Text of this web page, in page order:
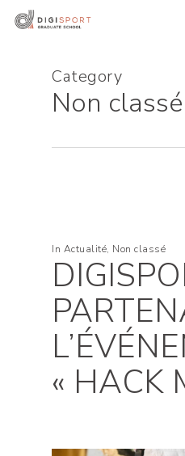
Skip
Category
Non classé
In Actualité, Non classé
« HACK